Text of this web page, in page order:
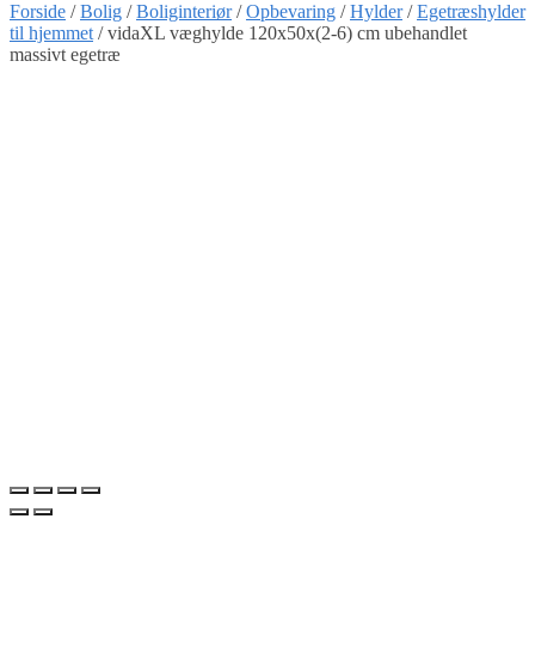
Forside /Bolig /Boliginteriør/Opbevaring /Hylder/Egetræshylder
til hjemmet /vidaXL væghylde 120x50x(2-6) cm ubehandlet
massivt egetræ